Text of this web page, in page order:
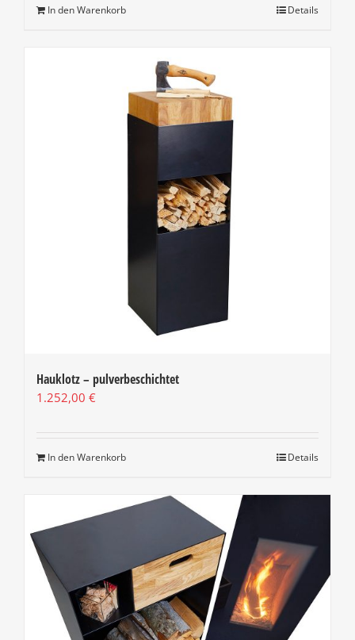
In den Warenkorb Details
Hauklotz – pulverbeschichtet
1.252,00 €
In den Warenkorb Details